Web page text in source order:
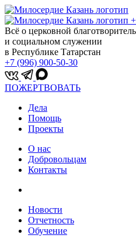
Всё о церковной
и социальном служении
в Республике Татарстан
+7 (996) 900-50-30
ПОЖЕРТВОВАТЬ
Дела
Помощь
Проекты
О нас
Добровольцам
Контакты
Новости
Отчетность
Обучение